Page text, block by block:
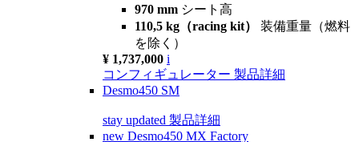
970 mm シート高
110,5 kg（racing kit） 装備重量（燃料
を除く）
¥ 1,737,000 i
コンフィギュレーター 製品詳細
Desmo450 SM
stay updated 製品詳細
new Desmo450 MX Factory